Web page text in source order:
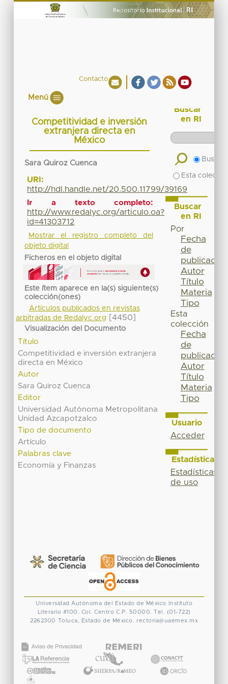
Contacto
Menú
Competitividad e inversión
extranjera directa en
México
Sara Quiroz Cuenca
URI:
http://hdl.handle.net/20.500.11799/39169
Ir a texto completo:
http://www.redalyc.org/articulo.oa?
id=41303712
Mostrar el registro completo del
objeto digital
Ficheros en el objeto digital
Este ítem aparece en la(s) siguiente(s)
colección(ones)
Artículos publicados en revistas
arbitradas de Redalyc.org
[4450]
Visualización del Documento
Título
Competitividad e inversión extranjera
directa en México
Autor
Sara Quiroz Cuenca
Editor
Universidad Autónoma Metropolitana
Unidad Azcapotzalco
Tipo de documento
Artículo
Palabras clave
Economía y Finanzas
Buscar
en RI
Buscar
Esta
Buscar
en RI
Por
Fecha
de
publicación
Autor
Título
Materia
Tipo
Esta
colección
Fecha
de
publicación
Autor
Título
Materia
Tipo
Usuario
Acceder
Estadísticas
Estadísticas
de uso
Universidad Autónoma del Estado de México
Instituto
Literario #100. Col. Centro C.P. 50000. Tel. (01-722)
2262300 Toluca, Estado de México. rectoria@uaemex.mx